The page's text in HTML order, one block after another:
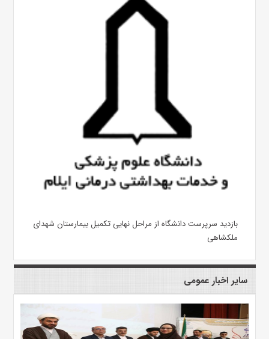
بازدید سرپرست دانشگاه از مراحل نهایی تکمیل بیمارستان شهدای
ملکشاهی
سایر اخبار عمومی